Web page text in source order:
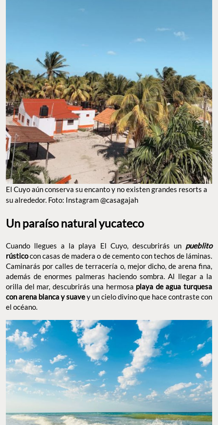
El Cuyo aún conserva su encanto y no existen grandes resorts a
su alrededor. Foto: Instagram @casagajah
Un paraíso natural yucateco
Cuando llegues a la playa El Cuyo, descubrirás un pueblito
rústicocon casas de madera o de cemento con techos de láminas.
Caminarás por calles de terracería o, mejor dicho, de arena fina,
además de enormes palmeras haciendo sombra. Al llegar a la
orilla del mar, descubrirás una hermosa playa de agua turquesa
con arena blanca y suavey un cielo divino que hace contraste con
el océano.